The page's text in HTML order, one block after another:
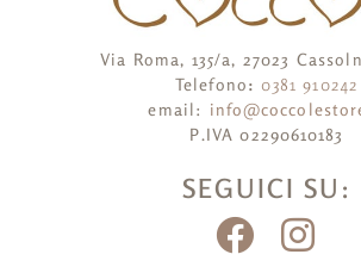
Via Roma, 135/a, 27023
Telefono: 0381 910242
email:
P.IVA 02290610183
SEGUICI SU: